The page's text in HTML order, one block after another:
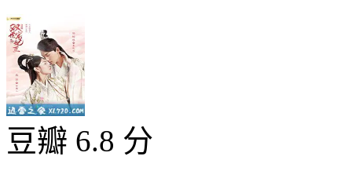
豆瓣 6.8 分